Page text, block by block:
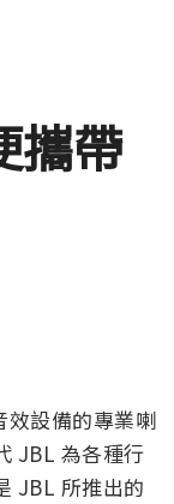
攜帶
效設備的專業喇
JBL 為各種行
JBL 所推出的